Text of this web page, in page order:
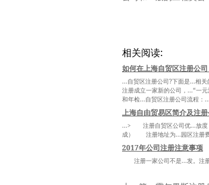
相关阅读:
如何在上海自贸区注册公司
...自贸区注册公司?下面是...相
注册成立一家新的公司，...“一
和年检...自贸区注册公司流程：
上海自由贸易区简介及注
...> 注册自贸区公司优...放度
成） 注册地址为...园区注册
2017年公司注册注意事项
注册一家公司不是...发。注